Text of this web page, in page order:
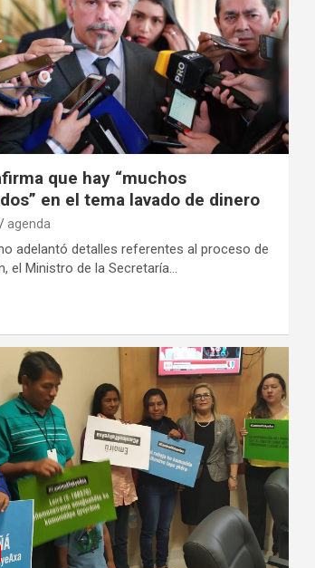
que hay “muchos
en el tema lavado de dinero
agenda
adelantó detalles referentes al proceso de
el Ministro de la Secretaría…